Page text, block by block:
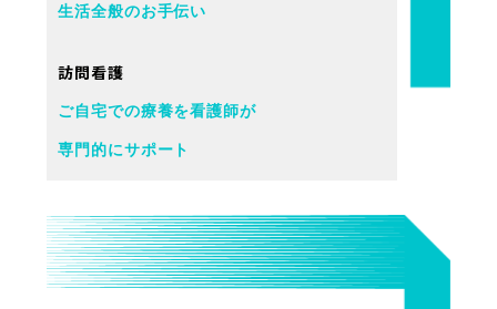
生活全般のお手伝い
訪問看護
ご自宅での療養を看護師が
専門的にサポート